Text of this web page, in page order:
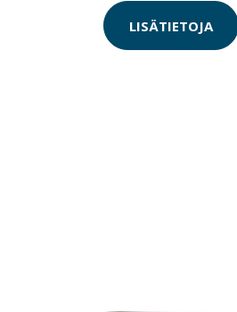
LISÄTIETOJA